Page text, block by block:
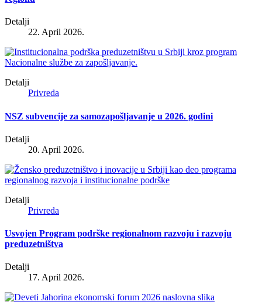
Detalji
22. April 2026.
Detalji
Privreda
NSZ subvencije za samozapošljavanje u 2026. godini
Detalji
20. April 2026.
Detalji
Privreda
Usvojen Program podrške regionalnom razvoju i razvoju
preduzetništva
Detalji
17. April 2026.